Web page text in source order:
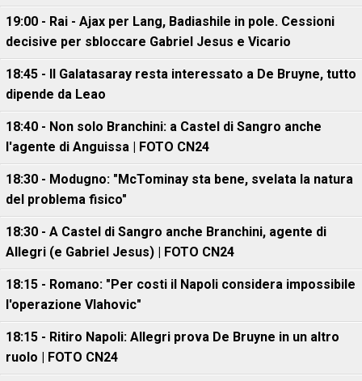
19:00 - Rai - Ajax per Lang, Badiashile in pole. Cessioni
decisive per sbloccare Gabriel Jesus e Vicario
18:45 - Il Galatasaray resta interessato a De Bruyne, tutto
dipende da Leao
18:40 - Non solo Branchini: a Castel di Sangro anche
l'agente di Anguissa | FOTO CN24
18:30 - Modugno: "McTominay sta bene, svelata la natura
del problema fisico"
18:30 - A Castel di Sangro anche Branchini, agente di
Allegri (e Gabriel Jesus) | FOTO CN24
18:15 - Romano: "Per costi il Napoli considera impossibile
l'operazione Vlahovic"
18:15 - Ritiro Napoli: Allegri prova De Bruyne in un altro
ruolo | FOTO CN24